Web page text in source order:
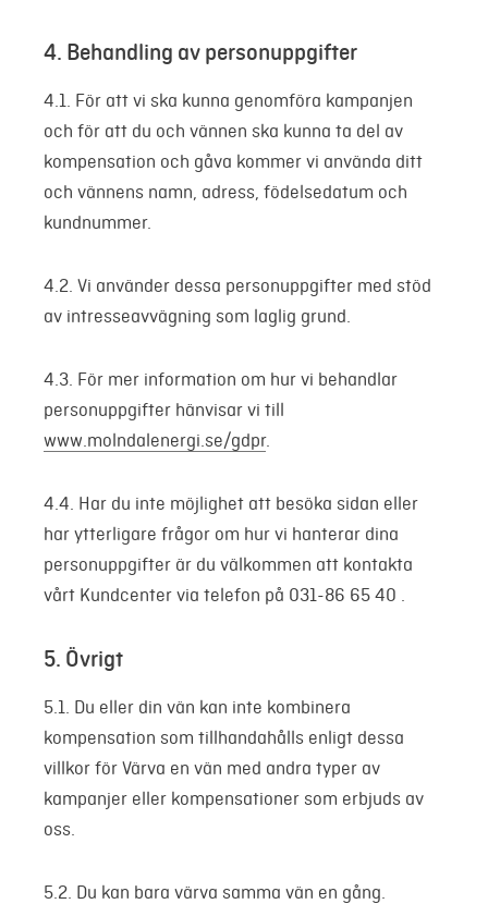
4. Behandling av personuppgifter
4.1. För att vi ska kunna genomföra kampanjen
och för att du och vännen ska kunna ta del av
kompensation och gåva kommer vi använda ditt
och vännens namn, adress, födelsedatum och
kundnummer.
4.2. Vi använder dessa personuppgifter med stöd
av intresseavvägning som laglig grund.
4.3. För mer information om hur vi behandlar
personuppgifter hänvisar vi till
www.molndalenergi.se/gdpr.
4.4. Har du inte möjlighet att besöka sidan eller
har ytterligare frågor om hur vi hanterar dina
personuppgifter är du välkommen att kontakta
vårt Kundcenter via telefon på 031-86 65 40 .
5. Övrigt
5.1. Du eller din vän kan inte kombinera
kompensation som tillhandahålls enligt dessa
villkor för Värva en vän med andra typer av
kampanjer eller kompensationer som erbjuds av
oss.
5.2. Du kan bara värva samma vän en gång.